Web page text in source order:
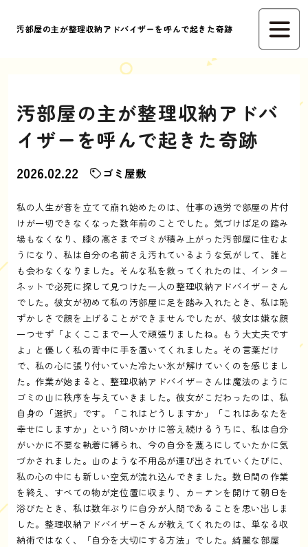
汚部屋の主が整理収納アドバイザーを呼んで起きた奇跡
汚部屋の主が整理収納アドバ
イザーを呼んで起きた奇跡
2026.02.22 ゴミ屋敷
私の人生が音を立てて崩れ始めたのは、仕事の過労で部屋の片付
けが一切できなくなった数年前のことでした。気づけば足の踏み
場もなくなり、膝の高さまでゴミが積み上がった汚部屋に住むよ
うになり、私は自分の名前さえ汚れているような気がして、誰と
も会わなくなりました。そんな私を救ってくれたのは、インター
ネットで必死に探して見つけた一人の整理収納アドバイザーさん
でした。彼女が初めて私の汚部屋に足を踏み入れたとき、私は恥
ずかしさで顔を上げることができませんでしたが、彼女は嫌な顔
一つせず「よくここまで一人で頑張りましたね。もう大丈夫です
よ」と優しく私の背中に手を置いてくれました。その言葉だけ
で、私の心に張り付いていた冷たい氷が解けていくのを感じまし
た。作業が始まると、整理収納アドバイザーさんは魔法のように
ゴミの山に秩序を与えていきました。彼女がこだわったのは、私
自身の「選択」です。「これはどうしますか」「これはあなたを
幸せにしますか」という問いかけに答え続けるうちに、私は自分
がいかに不要な執着に縛られ、今の自分を蔑ろにしていたかに気
づかされました。山のような不用品が運び出されていくたびに、
私の心の中にも新しい空気が流れ込んできました。数日間の作業
を終え、すべての物が定位置に収まり、カーテンを開けて朝日を
浴びたとき、私は数年ぶりに自分が人間であることを思い出しま
した。整理収納アドバイザーさんが教えてくれたのは、単なる収
納術ではなく、「自分を大切にする方法」でした。綺麗な部屋